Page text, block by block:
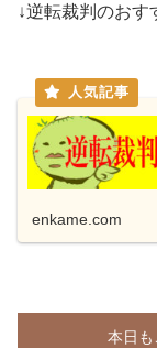
↓逆転裁判のおす
enkame.com
本日も